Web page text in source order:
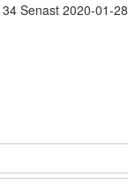
34 Senast 2020-01-28